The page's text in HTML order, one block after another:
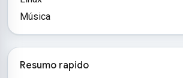
Música
Resumo rapido